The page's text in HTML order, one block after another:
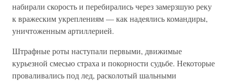
набирали скорость и перебирались через замерзшую реку
к вражеским укреплениям — как надеялись командиры,
уничтоженным артиллерией.
Штрафные роты наступали первыми, движимые
курьезной смесью страха и покорности судьбе. Некоторые
проваливались под лед, расколотый шальными